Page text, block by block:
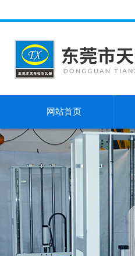
网站首页